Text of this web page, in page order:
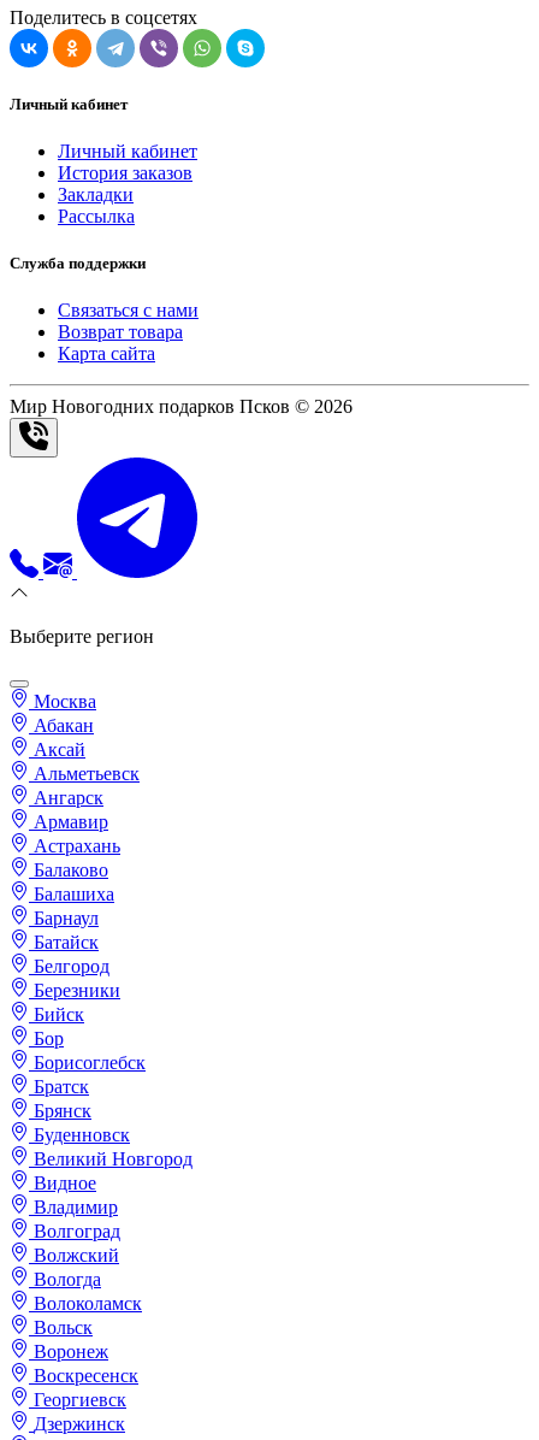
Поделитесь в соцсетях
Личный кабинет
Личный кабинет
История заказов
Закладки
Рассылка
Служба поддержки
Связаться с нами
Возврат товара
Карта сайта
Мир Новогодних подарков Псков © 2026
Выберите регион
Москва
Абакан
Аксай
Альметьевск
Ангарск
Армавир
Астрахань
Балаково
Балашиха
Барнаул
Батайск
Белгород
Березники
Бийск
Бор
Борисоглебск
Братск
Брянск
Буденновск
Великий Новгород
Видное
Владимир
Волгоград
Волжский
Вологда
Волоколамск
Вольск
Воронеж
Воскресенск
Георгиевск
Дзержинск